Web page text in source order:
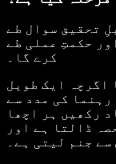
تحقیق سوال طے
حکمتِ عملی طے
کرے گا۔
اگرچہ ایک طویل
رہنما کی مدد سے
رکھیں ہر اچھا
ڈالتا ہے اور
جنم لیتی ہے۔